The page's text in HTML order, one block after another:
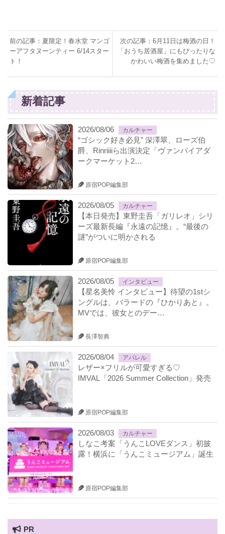
前の記事：夏限定！春水堂 マンゴ
ーアフタヌーンティー 6/14スター
ト！
次の記事：6月11日は梅酒の日！
「おうち居酒屋」にもぴったりな
かわいい梅酒を集めました♡
新着記事
2026/08/06 カルチャー
“ゴシック好き必見” 深澤翠、ローズ伯
爵、Rinriiiiら出演決定「ヴァンパイアダ
ークマーケット2…
原宿POP編集部
2026/08/05 カルチャー
【本日発売】東野圭吾「ガリレオ」シリ
ーズ最新長編『永遠の記憶』。“最後の
謎”がついに明かされる
原宿POP編集部
2026/08/05 インタビュー
【星名美怜 インタビュー】待望の1stシ
ングルは、バラードの『ひかりあと』。
MVでは、彼女とのデー…
長澤智典
2026/08/04 アパレル
レザー×フリルが可愛すぎる♡
IMVAL「2026 Summer Collection」発売
原宿POP編集部
2026/08/03 カルチャー
しなこ考案「うんこLOVEダンス」初披
露！横浜に「うんこミュージアム」誕生
原宿POP編集部
PR